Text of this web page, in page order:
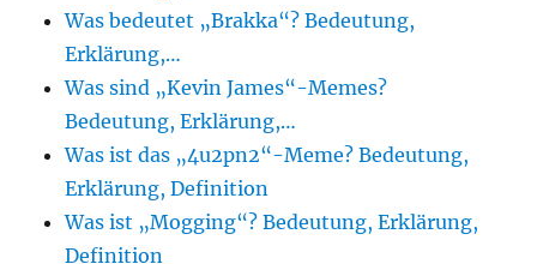
Was bedeutet „Brakka“? Bedeutung,
Erklärung,…
Was sind „Kevin James“-Memes?
Bedeutung, Erklärung,…
Was ist das „4u2pn2“-Meme? Bedeutung,
Erklärung, Definition
Was ist „Mogging“? Bedeutung, Erklärung,
Definition